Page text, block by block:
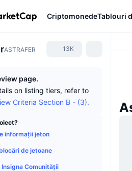
CriptomonedeTablouri
ASTRAFER 13K
page.
on listing tiers, refer to
Criteria Section B - (3).
informații jeton
de jetoane
Insigna Comunității